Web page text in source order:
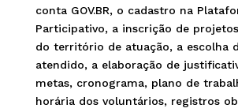
conta GOV.BR, o cadastro na
Participativo, a inscrição de
do território de atuação, a escolha
atendido, a elaboração de
metas, cronograma, plano de
horária dos voluntários, registros